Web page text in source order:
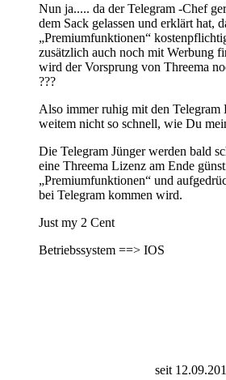
Nun ja..... da der Telegram -Chef
dem Sack gelassen und erklärt hat,
„Premiumfunktionen“
zusätzlich auch noch mit Werbung
wird der Vorsprung von Threema
???
Also immer ruhig mit den Telegram
weitem nicht so schnell, wie Du
Die Telegram Jünger werden bald
eine Threema Lizenz am Ende
„Premiumfunktionen“ und
bei Telegram kommen wird.
Just my 2 Cent
Betriebssystem ==> IOS
seit